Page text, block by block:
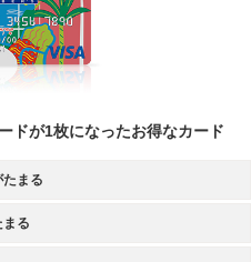
ドが1枚になったお得なカード
まる
る